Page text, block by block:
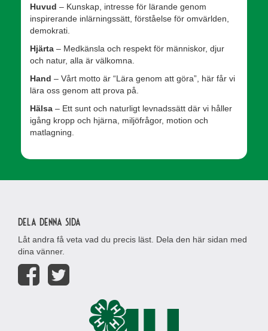
Huvud – Kunskap, intresse för lärande genom
inspirerande inlärningssätt, förståelse för omvärlden,
demokrati.
Hjärta – Medkänsla och respekt för människor, djur
och natur, alla är välkomna.
Hand – Vårt motto är “Lära genom att göra”, här får vi
lära oss genom att prova på.
Hälsa – Ett sunt och naturligt levnadssätt där vi håller
igång kropp och hjärna, miljöfrågor, motion och
matlagning.
Dela denna sida
Låt andra få veta vad du precis läst. Dela den här sidan med
dina vänner.